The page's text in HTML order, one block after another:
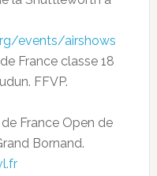
events/airshows
France classe 18
FFVP.
France Open de
Bornand.